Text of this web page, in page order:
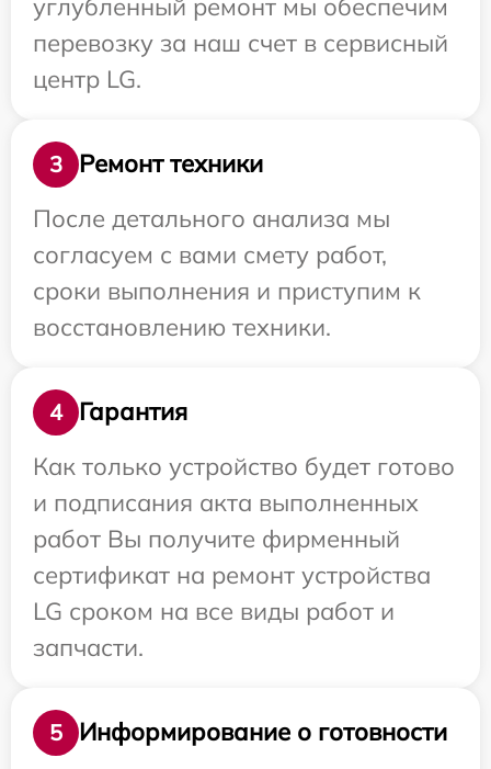
углубленный ремонт мы обеспечим
перевозку за наш счет в сервисный
центр LG.
3
Ремонт техники
После детального анализа мы
согласуем с вами смету работ,
сроки выполнения и приступим к
восстановлению техники.
4
Гарантия
Как только устройство будет готово
и подписания акта выполненных
работ Вы получите фирменный
сертификат на ремонт устройства
LG сроком на все виды работ и
запчасти.
5
Информирование о готовности